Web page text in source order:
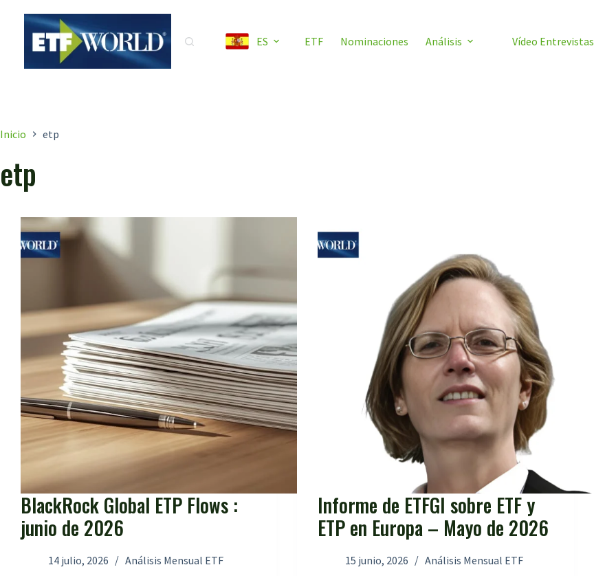
contenido
ES ETF Nominaciones Análisis Vídeo Entrevistas
Inicio etp
etp
BlackRock Global ETP Flows :
junio de 2026
14 julio, 2026 Análisis Mensual ETF
Informe de ETFGI sobre ETF y
ETP en Europa – Mayo de 2026
15 junio, 2026 Análisis Mensual ETF